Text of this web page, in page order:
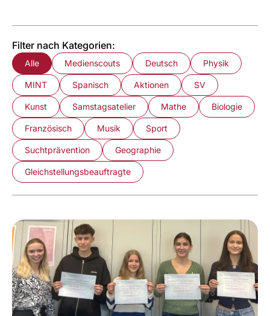
Filter nach Kategorien:
Alle Medienscouts Deutsch Physik
MINT Spanisch Aktionen SV
Kunst Samstagsatelier Mathe Biologie
Französisch Musik Sport
Suchtprävention Geographie
Gleichstellungsbeauftragte